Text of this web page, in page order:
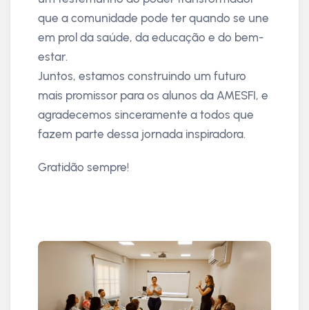
que a comunidade pode ter quando se une
em prol da saúde, da educação e do bem-
estar.
Juntos, estamos construindo um futuro
mais promissor para os alunos da AMESFI, e
agradecemos sinceramente a todos que
fazem parte dessa jornada inspiradora.
Gratidão sempre!